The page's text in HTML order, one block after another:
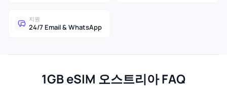
지원
24/7 Email & WhatsApp
1GB eSIM 오스트리아 FAQ